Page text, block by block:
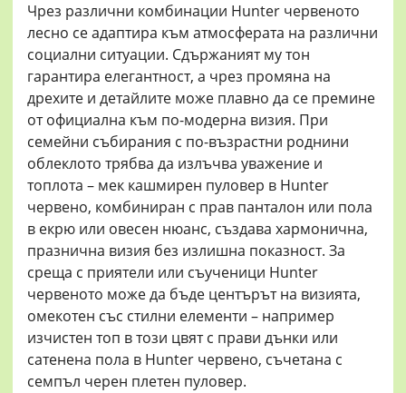
Чрез различни комбинации Hunter червеното
лесно се адаптира към атмосферата на различни
социални ситуации. Сдържаният му тон
гарантира елегантност, а чрез промяна на
дрехите и детайлите може плавно да се премине
от официална към по-модерна визия. При
семейни събирания с по-възрастни роднини
облеклото трябва да излъчва уважение и
топлота – мек кашмирен пуловер в Hunter
червено, комбиниран с прав панталон или пола
в екрю или овесен нюанс, създава хармонична,
празнична визия без излишна показност. За
среща с приятели или съученици Hunter
червеното може да бъде центърът на визията,
омекотен със стилни елементи – например
изчистен топ в този цвят с прави дънки или
сатенена пола в Hunter червено, съчетана с
семпъл черен плетен пуловер.